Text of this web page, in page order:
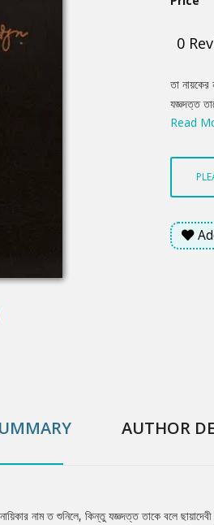
0
তা
যজ্ঞদত্ত
কিছুতেই
Read
AUTHOR
নাম ত শুনিলে, কিন্তু যজ্ঞদত্ত তাকে বলে